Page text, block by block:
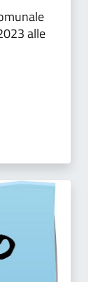
alle